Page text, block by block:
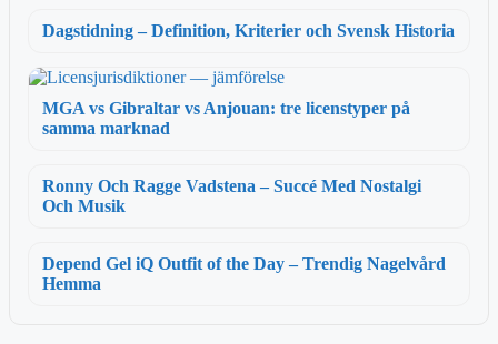
Dagstidning – Definition, Kriterier och Svensk Historia
MGA vs Gibraltar vs Anjouan: tre licenstyper på
samma marknad
Ronny Och Ragge Vadstena – Succé Med Nostalgi
Och Musik
Depend Gel iQ Outfit of the Day – Trendig Nagelvård
Hemma